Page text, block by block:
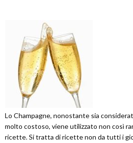
Lo Champagne, nonostante sia
molto costoso, viene utilizzato non così
ricette. Si tratta di ricette non da tutti i